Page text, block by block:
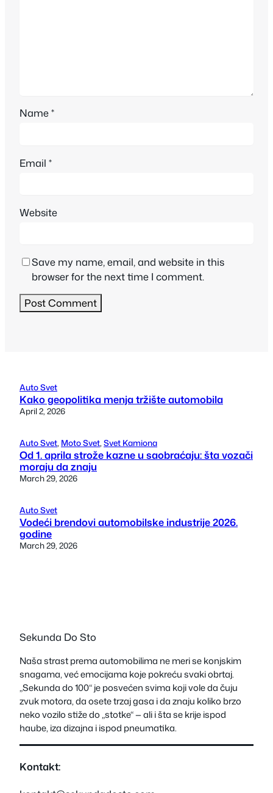
Name*
Email *
Website
Save my name, email, and website in this
browser for the next time I comment.
Auto Svet
Kako geopolitika menja tržište automobila
April 2, 2026
Auto Svet, Moto Svet, Svet Kamiona
Od 1. aprila strože kazne u saobraćaju: šta vozači
moraju da znaju
March 29, 2026
Auto Svet
Vodeći brendovi automobilske industrije 2026.
godine
March 29, 2026
Sekunda Do Sto
Naša strast prema automobilima ne meri se konjskim
snagama, već emocijama koje pokreću svaki obrtaj.
„Sekunda do 100“ je posvećen svima koji vole da čuju
zvuk motora, da osete trzaj gasa i da znaju koliko brzo
neko vozilo stiže do „stotke“ — ali i šta se krije ispod
haube, iza dizajna i ispod pneumatika.
Kontakt: